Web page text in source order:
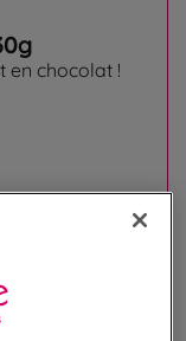
en chocolat !